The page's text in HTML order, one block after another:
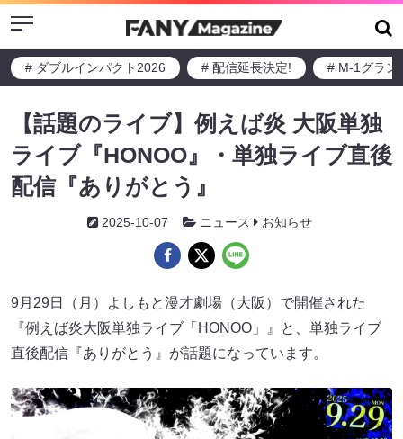
Menu
# ダブルインパクト2026 # 配信延長決定! # M-1グラン
【話題のライブ】例えば炎 大阪単独
ライブ『HONOO』・単独ライブ直後
配信『ありがとう』
2025-10-07 ニュース お知らせ
9月29日（月）よしもと漫才劇場（大阪）で開催された
『例えば炎大阪単独ライブ「HONOO」』と、単独ライブ
直後配信『ありがとう』が話題になっています。